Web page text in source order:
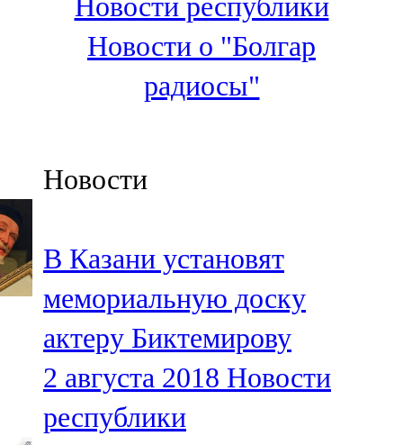
106,6 FM
Кадыбаш
105,2 FM
91,5 FM
106,1 FM
Кама тамагы
71,51 FM
Кукмара
107,9 FM
Новости республики
Новости о "Болгар
радиосы"
Новости
В Казани установят
мемориальную доску
актеру Биктемирову
2 августа 2018 Новости
республики